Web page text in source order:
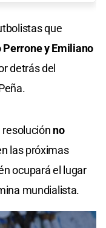
que
y Emiliano
detrás del
resolución no
las próximas
ocupará el lugar
mundialista.